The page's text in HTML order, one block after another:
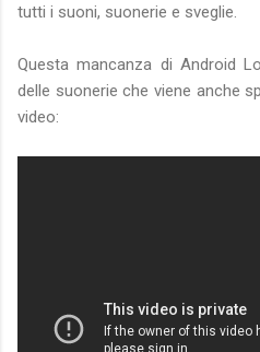
tutti i suoni, suonerie e sveglie.
Questa mancanza di Android
delle suonerie che viene anche
video: